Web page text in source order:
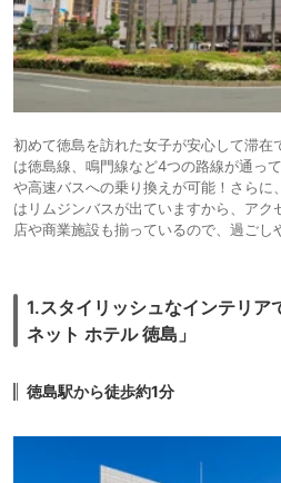
初めて徳島を訪れた女子が安心して滞在
は徳島線、鳴門線など4つの路線が通っ
や高速バスへの乗り換えが可能！さらに
はリムジンバスが出ていますから、アク
店や商業施設も揃っているので、過ごし
1.スタイリッシュなインテリア
ネット ホテル 徳島」
徳島駅から徒歩約1分